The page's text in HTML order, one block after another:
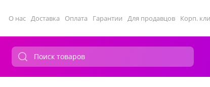
О нас Доставка Оплата Гарантии Для продавцов Корп.